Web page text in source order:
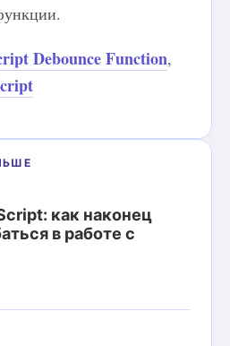
Debounce Function,
как наконец
в работе с